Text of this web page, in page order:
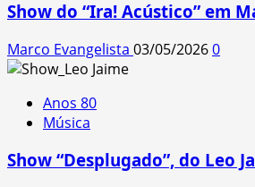
Show do “Ira! Acústico” em
Marco Evangelista 03/05/20260
Anos 80
Música
Show “Desplugado”, do Leo